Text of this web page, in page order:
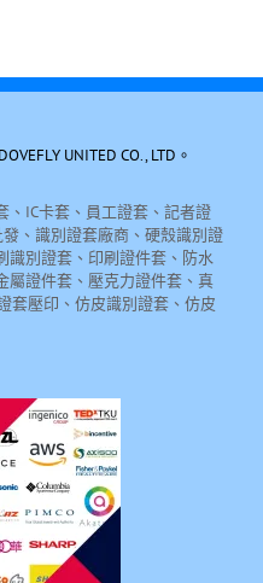
UNITED CO., LTD。
、IC卡套、員工證套、記者證
、識別證套廠商、硬殼識別證
識別證套、印刷證件套、防水
屬證件套、壓克力證件套、真
套壓印、仿皮識別證套、仿皮